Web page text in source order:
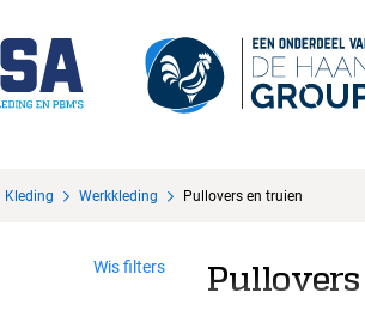
Kleding Werkkleding Pullovers en truien
Wis filters